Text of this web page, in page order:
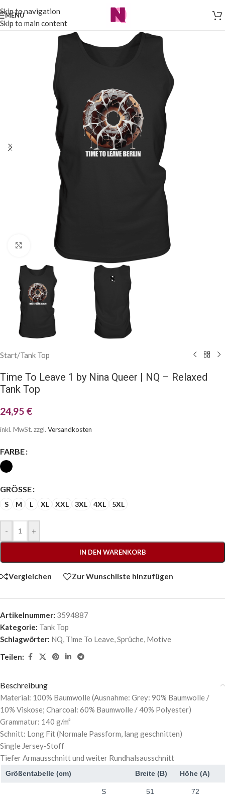
Skip to navigation
Skip to main content
MENÜ
Klick zum Vergrößern
Start/Tank Top
Time To Leave 1 by Nina Queer | NQ – Relaxed
Tank Top
24,95 €
inkl. MwSt. zzgl. Versandkosten
FARBE
GRÖSSE
S M L XL XXL 3XL 4XL 5XL
- +
IN DEN WARENKORB
Vergleichen Zur Wunschliste hinzufügen
Artikelnummer: 3594887
Kategorie: Tank Top
Schlagwörter: NQ, Time To Leave,Sprüche, Motive
Teilen:
Beschreibung
Material: 100% Baumwolle (Ausnahme: Grey: 90% Baumwolle /
10% Viskose; Charcoal: 60% Baumwolle / 40% Polyester)
Grammatur: 140 g/m²
Schnitt: Long Fit (Normale Passform, lang geschnitten)
Single Jersey-Stoff
Tiefer Armausschnitt und weiter Rundhalsausschnitt